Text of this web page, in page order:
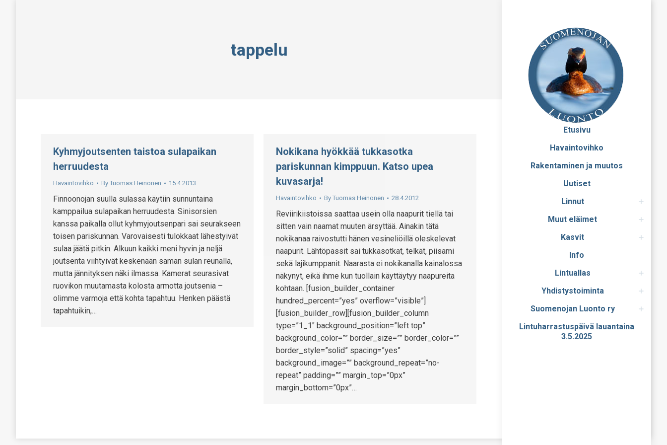
Etusivu
Havaintovihko
Rakentaminen ja muutos
Uutiset
Linnut
Muut eläimet
Kasvit
Info
Lintuallas
Yhdistystoiminta
Suomenojan Luonto ry
Lintuharrastuspäivä lauantaina
3.5.2025
tappelu
Kyhmyjoutsenten taistoa sulapaikan
herruudesta
Havaintovihko By Tuomas Heinonen 15.4.2013
Finnoonojan suulla sulassa käytiin sunnuntaina
kamppailua sulapaikan herruudesta. Sinisorsien
kanssa paikalla ollut kyhmyjoutsenpari sai seurakseen
toisen pariskunnan. Varovaisesti tulokkaat lähestyivät
sulaa jäätä pitkin. Alkuun kaikki meni hyvin ja neljä
joutsenta viihtyivät keskenään saman sulan reunalla,
mutta jännityksen näki ilmassa. Kamerat seurasivat
ruovikon muutamasta kolosta armotta joutsenia –
olimme varmoja että kohta tapahtuu. Henken päästä
tapahtuikin,…
Nokikana hyökkää tukkasotka
pariskunnan kimppuun. Katso upea
kuvasarja!
Havaintovihko By Tuomas Heinonen 28.4.2012
Reviirikiistoissa saattaa usein olla naapurit tiellä tai
sitten vain naamat muuten ärsyttää. Ainakin tätä
nokikanaa raivostutti hänen vesineliöillä oleskelevat
naapurit. Lähtöpassit sai tukkasotkat, telkät, piisami
sekä lajikumppanit. Naarasta ei nokikanalla kainalossa
näkynyt, eikä ihme kun tuollain käyttäytyy naapureita
kohtaan. [fusion_builder_container
hundred_percent=”yes” overflow=”visible”]
[fusion_builder_row][fusion_builder_column
type=”1_1″ background_position=”left top”
background_color=”” border_size=”” border_color=””
border_style=”solid” spacing=”yes”
background_image=”” background_repeat=”no-
repeat” padding=”” margin_top=”0px”
margin_bottom=”0px”…